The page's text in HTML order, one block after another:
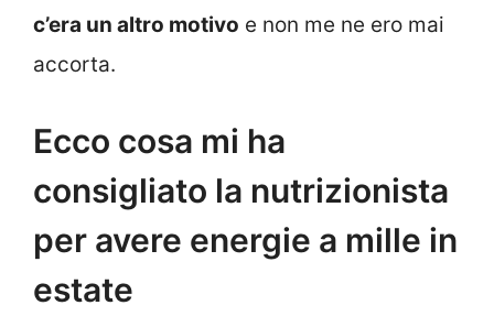
c’era un altro motivo e non me ne ero mai
accorta.
Ecco cosa mi ha
consigliato la nutrizionista
per avere energie a mille in
estate